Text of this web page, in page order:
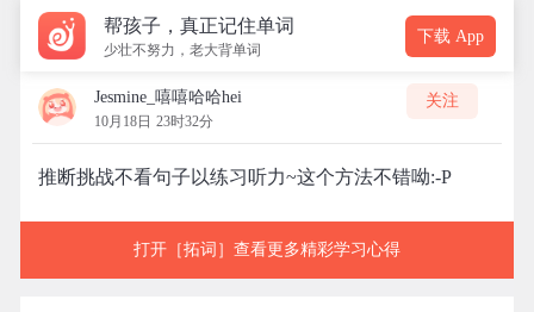
帮孩子，真正记住单词
少壮不努力，老大背单词
下载 App
Jesmine_嘻嘻哈哈hei
10月18日 23时32分
关注
推断挑战不看句子以练习听力~这个方法不错呦:-P
打开［拓词］查看更多精彩学习心得